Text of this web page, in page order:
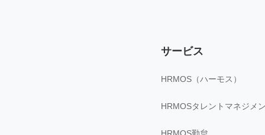
サービス
HRMOS（ハーモス）
HRMOSタレントマネジメ
HRMOS勤怠